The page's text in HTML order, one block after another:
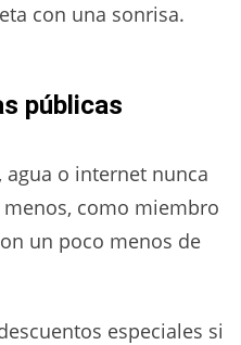
con una sonrisa.
públicas
agua o internet nunca
como miembro
un poco menos de
especiales si